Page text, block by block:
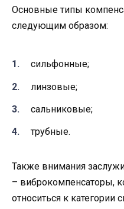
Основные типы
следующим образом:
сильфонные;
линзовые;
сальниковые;
трубные.
Также внимания
– виброкомпенсаторы,
относиться к категории